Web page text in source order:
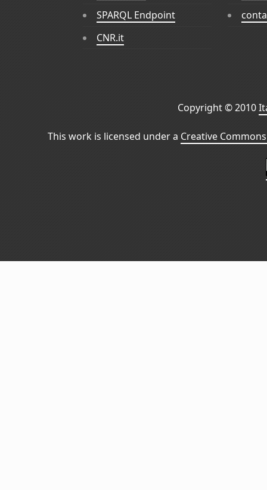
SPARQL Endpoint
CNR.it
Copyright © 2010
This work is licensed under a Creative